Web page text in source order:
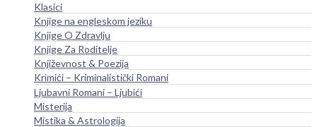
Klasici
Knjige na engleskom jeziku
Knjige O Zdravlju
Knjige Za Roditelje
Književnost & Poezija
Krimići – Kriminalistički Romani
Ljubavni Romani – Ljubići
Misterija
Mistika & Astrologija